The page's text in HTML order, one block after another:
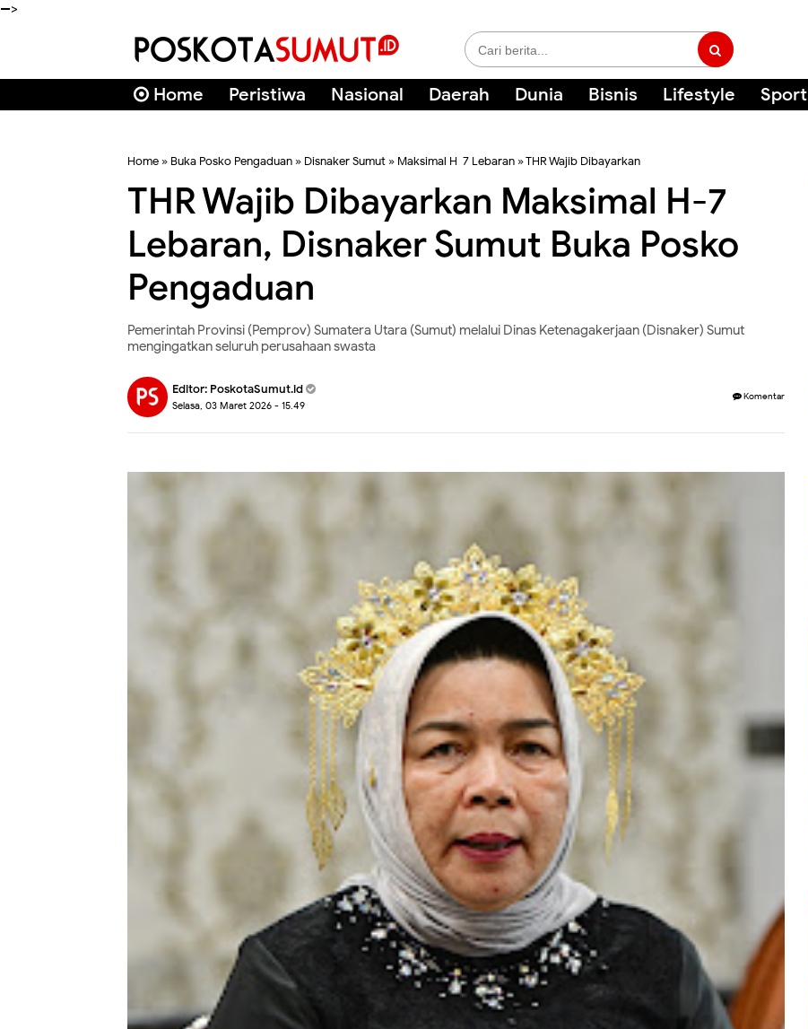
-->
Home Peristiwa Nasional Daerah Dunia Bisnis Lifestyle Sport
Home » Buka Posko Pengaduan » Disnaker Sumut » Maksimal H-7 Lebaran »THR Wajib Dibayarkan
THR Wajib Dibayarkan Maksimal H-7
Lebaran, Disnaker Sumut Buka Posko
Pengaduan
Pemerintah Provinsi (Pemprov) Sumatera Utara (Sumut) melalui Dinas Ketenagakerjaan (Disnaker) Sumut
mengingatkan seluruh perusahaan swasta
Editor: PoskotaSumut.id
Selasa, 03 Maret 2026 - 15.49
Komentar